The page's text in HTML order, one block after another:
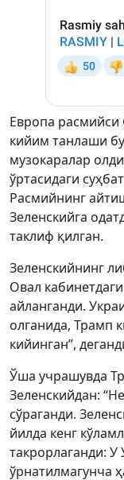
Европа расмийси
кийим танлаши
музокаралар
ўртасидаги
Расмийнинг
Зеленскийга
таклиф қилган.
Зеленскийнинг
Овал
айланганди.
олганида, Трамп
кийинган”,
Ўша учрашувда
Зеленскийдан:
сўраганди.
йилда кенг
такрорлаганди:
ўрнатилмагунча